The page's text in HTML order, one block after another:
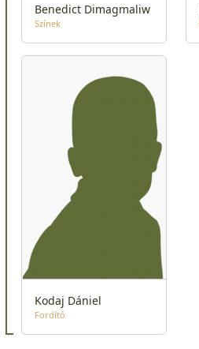
Benedict Dimagmaliw
Színek
Kodaj Dániel
Fordító